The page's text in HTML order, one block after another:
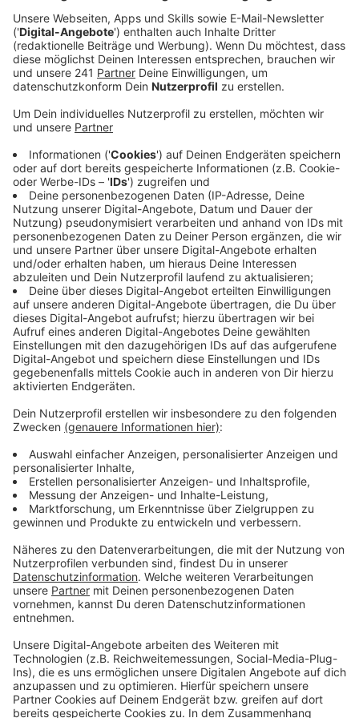
Anzeige
Diese Acts sind in diesem Jahr dabei!
Die Liste derTOP-Actskann sich sehen lassen:Cat
Ballou, HÖHNER, ELDORADO, Chanterella, Fabian
Kronbach, Druckluft, Micky Brühl, Boore, Julie
Voyage, Björn Heuseroder dieSwinging Funfares.
Zu denHighlightsder diesjährigen Kopplung„Kölsch
& Jot TOP Jeck“zählen auch die angesagtesten
Chöre und Showgruppen Kölns:Die Grüngürtelrosen,
Veedelperlenund dieRhythmussportgruppe.
Darüber hinaus bietet die6. Ausgabevon„Kölsch &
Jot TOP Jeck“wieder vielenTOP-Newcomern mit
Salooon, Zesamm´, King Loui, KEV, Bel Airu.v.m.
Anzeige
Ab sofort überall als CD oder als Download
erhältlich!
Anzeige
Jetzt hier direkt kaufen!